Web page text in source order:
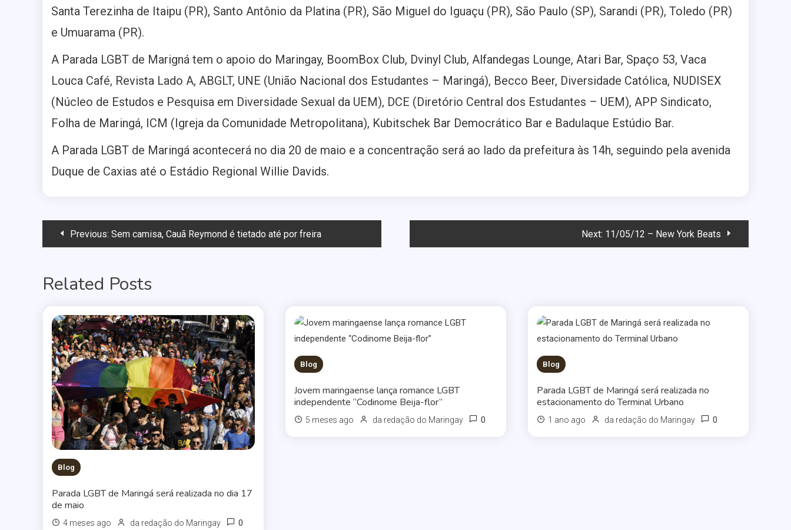
Santa Terezinha de Itaipu (PR), Santo Antônio da Platina (PR), São Miguel do Iguaçu (PR), São Paulo (SP), Sarandi (PR), Toledo (PR)
e Umuarama (PR).
A Parada LGBT de Marigná tem o apoio do Maringay, BoomBox Club, Dvinyl Club, Alfandegas Lounge, Atari Bar, Spaço 53, Vaca
Louca Café, Revista Lado A, ABGLT, UNE (União Nacional dos Estudantes – Maringá), Becco Beer, Diversidade Católica, NUDISEX
(Núcleo de Estudos e Pesquisa em Diversidade Sexual da UEM), DCE (Diretório Central dos Estudantes – UEM), APP Sindicato,
Folha de Maringá, ICM (Igreja da Comunidade Metropolitana), Kubitschek Bar Democrático Bar e Badulaque Estúdio Bar.
A Parada LGBT de Maringá acontecerá no dia 20 de maio e a concentração será ao lado da prefeitura às 14h, seguindo pela avenida
Duque de Caxias até o Estádio Regional Willie Davids.
Navegação
Post
Previous: Sem camisa, Cauã Reymond é tietado até por freira Next: 11/05/12 – New York Beats
Related Posts
Blog
Parada LGBT de Maringá será realizada no dia 17
de maio
4 meses ago da redação do Maringay 0
Blog
Jovem maringaense lança romance LGBT
independente “Codinome Beija-flor”
5 meses ago da redação do Maringay 0
Blog
Parada LGBT de Maringá será realizada no
estacionamento do Terminal Urbano
1 ano ago da redação do Maringay 0